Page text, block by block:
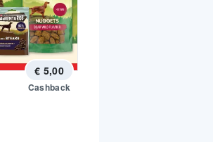
€ 5,00
Cashback